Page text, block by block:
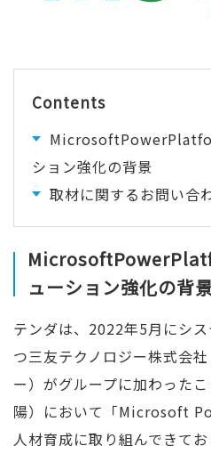
Contents
ション強化の背景
取材に関するお問い合
ューション強化の背
テンダは、2022年5月にシ
つ三友テクノロジー株式会
ー）がグループに加わった
陽）において「Microsoft
人材育成に取り組んできて